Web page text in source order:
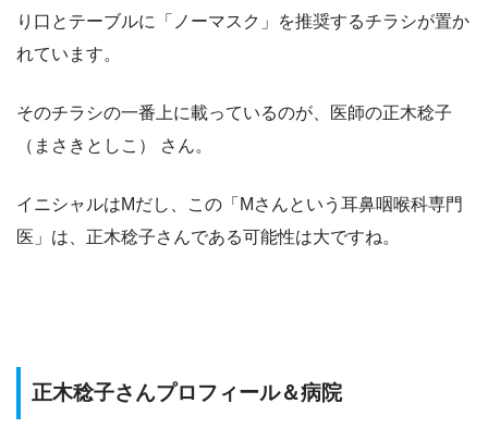
り口とテーブルに「ノーマスク」を推奨するチラシが置か
れています。
そのチラシの一番上に載っているのが、医師の正木稔子
（まさきとしこ） さん。
イニシャルはMだし、この「Mさんという耳鼻咽喉科専門
医」は、正木稔子さんである可能性は大ですね。
正木稔子さんプロフィール＆病院